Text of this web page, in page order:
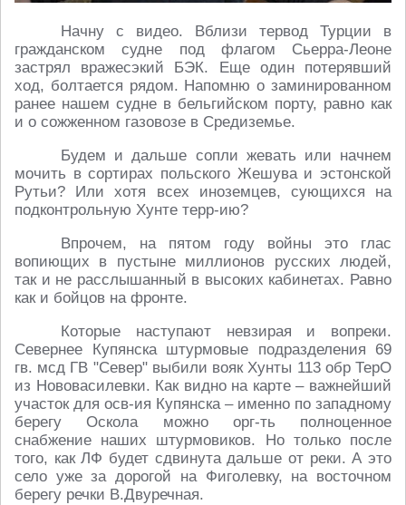
Начну с видео. Вблизи тервод Турции в
гражданском судне под флагом Сьерра-Леоне
застрял вражесэкий БЭК. Еще один потерявший
ход, болтается рядом. Напомню о заминированном
ранее нашем судне в бельгийском порту, равно как
и о сожженном газовозе в Средиземье.
Будем и дальше сопли жевать или начнем
мочить в сортирах польского Жешува и эстонской
Рутьи? Или хотя всех иноземцев, сующихся на
подконтрольную Хунте терр-ию?
Впрочем, на пятом году войны это глас
вопиющих в пустыне миллионов русских людей,
так и не расслышанный в высоких кабинетах. Равно
как и бойцов на фронте.
Которые наступают невзирая и вопреки.
Севернее Купянска штурмовые подразделения 69
гв. мсд ГВ "Север" выбили вояк Хунты 113 обр ТерО
из Нововасилевки. Как видно на карте – важнейший
участок для осв-ия Купянска – именно по западному
берегу Оскола можно орг-ть полноценное
снабжение наших штурмовиков. Но только после
того, как ЛФ будет сдвинута дальше от реки. А это
село уже за дорогой на Фиголевку, на восточном
берегу речки В.Двуречная.